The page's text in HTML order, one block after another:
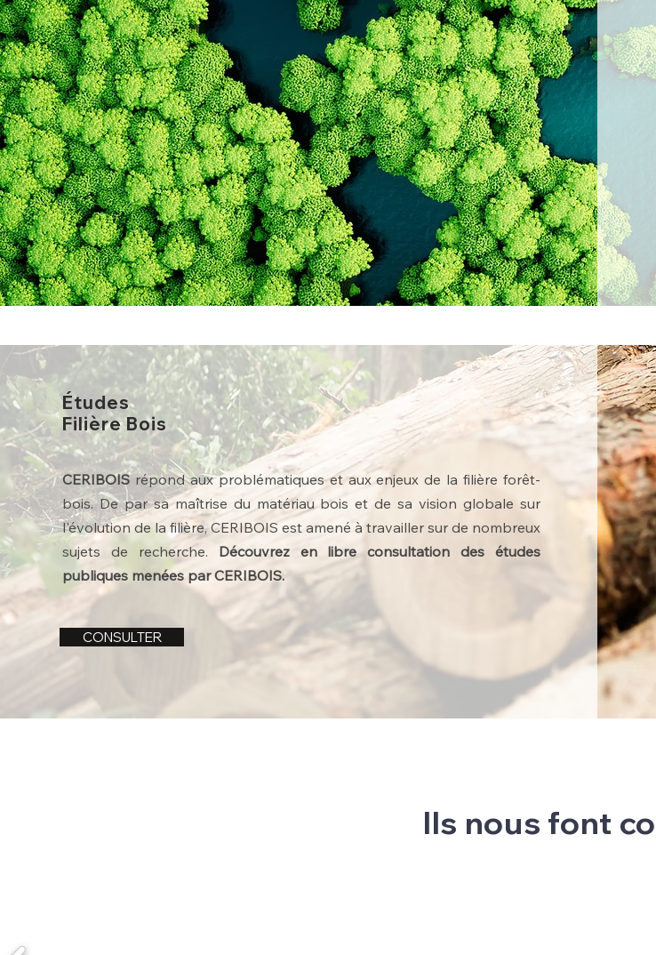
Études
Filière Bois
CERIBOISrépond aux problématiques et aux enjeux de la filière forêt-
bois. De par sa maîtrise du matériau bois et de sa vision globale sur
l'évolution de la filière, CERIBOIS est amené à travailler sur de nombreux
sujets de recherche. Découvrez en libre consultation des études
publiques menées par CERIBOIS.
CONSULTER
Ils nous font